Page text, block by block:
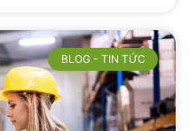
BLOG - TIN TỨC